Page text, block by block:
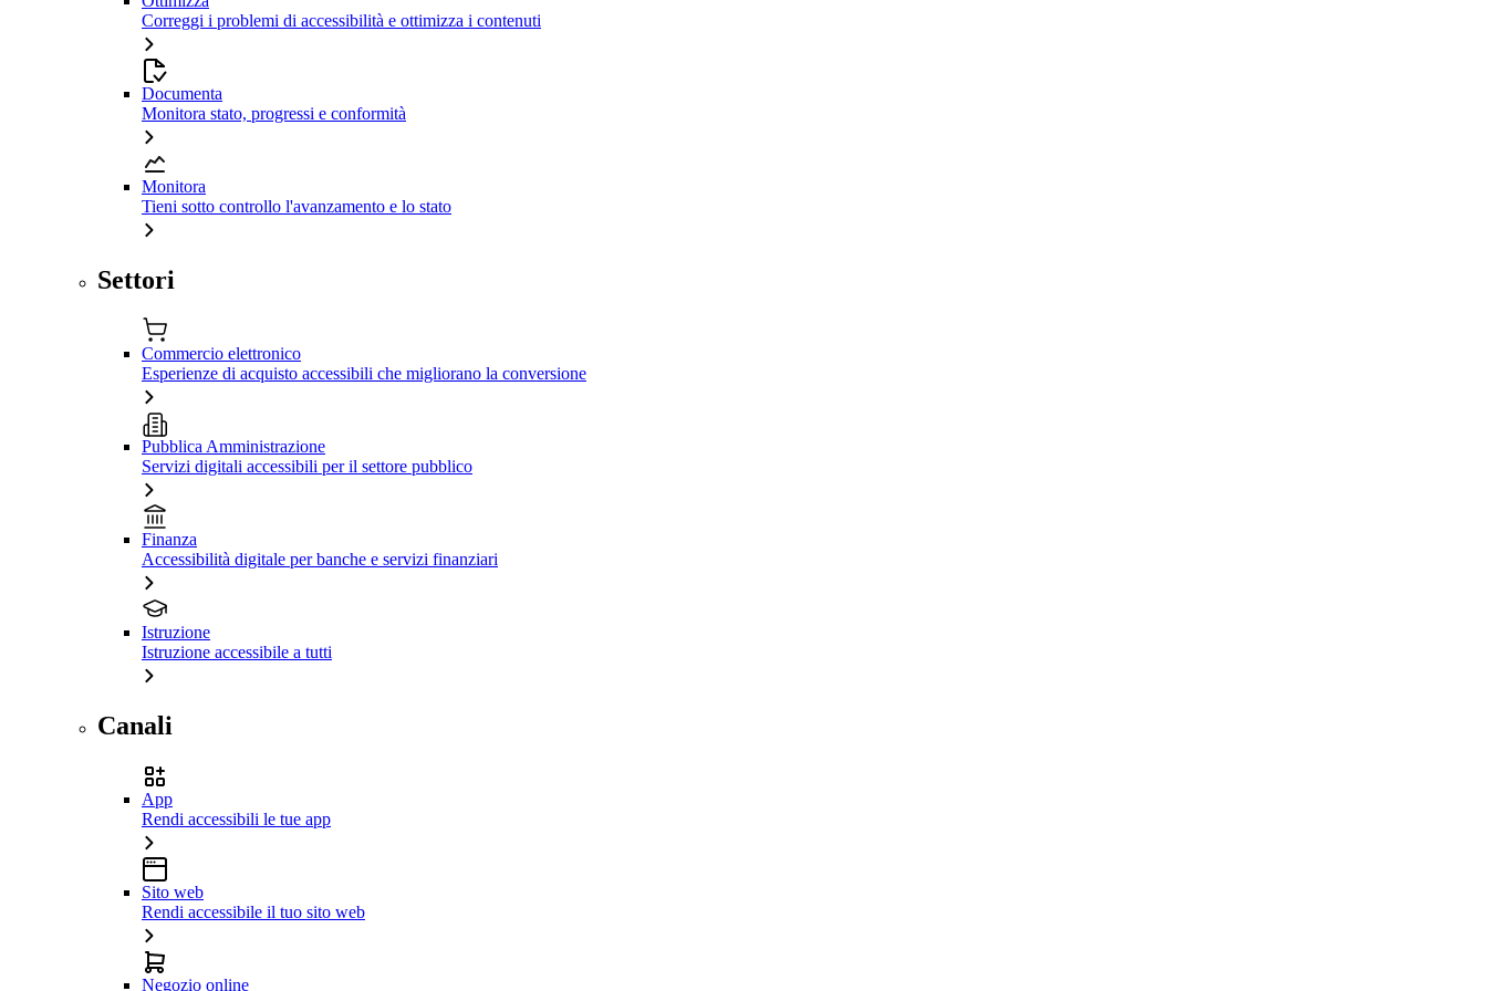
Correggi i problemi di accessibilità e ottimizza i contenuti
Documenta
Monitora stato, progressi e conformità
Monitora
Tieni sotto controllo l'avanzamento e lo stato
Settori
Commercio elettronico
Esperienze di acquisto accessibili che migliorano la conversione
Pubblica Amministrazione
Servizi digitali accessibili per il settore pubblico
Finanza
Accessibilità digitale per banche e servizi finanziari
Istruzione
Istruzione accessibile a tutti
Canali
App
Rendi accessibili le tue app
Sito web
Rendi accessibile il tuo sito web
Negozio online